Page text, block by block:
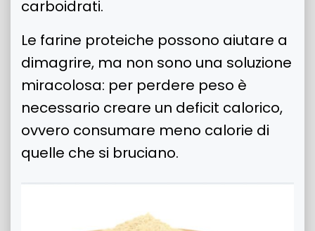
carboidrati.
Le farine proteiche possono aiutare a
dimagrire, ma non sono una soluzione
miracolosa: per perdere peso è
necessario creare un deficit calorico,
ovvero consumare meno calorie di
quelle che si bruciano.